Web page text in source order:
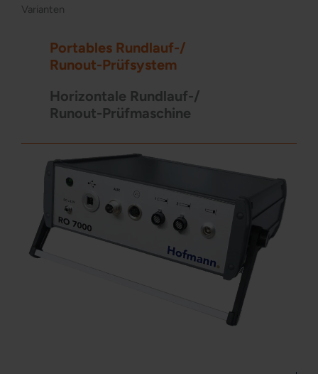
Varianten
Portables Rundlauf-/
Runout-Prüfsystem
Horizontale Rundlauf-/
Runout-Prüfmaschine